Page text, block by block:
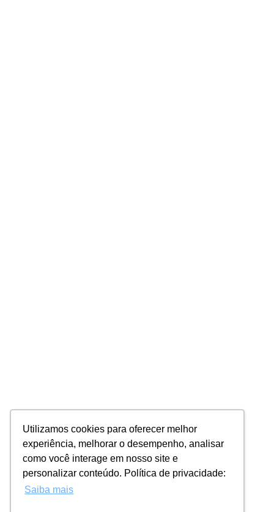
Utilizamos cookies para oferecer melhor
experiência, melhorar o desempenho, analisar
como você interage em nosso site e
personalizar conteúdo. Política de privacidade:
Saiba mais